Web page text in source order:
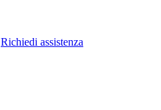
Richiedi assistenza